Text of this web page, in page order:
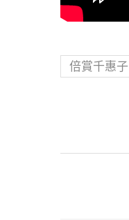
倍賞千惠子